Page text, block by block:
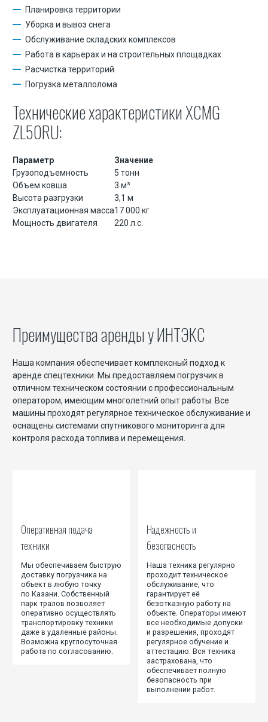
Поставка инертных материалов
Доставка песка
Доставка щебня
Земляные работы
Вывоз строительного мусора
Перевозка негабаритных грузов
Экскаватор разрушитель
Планировка территории
Уборка и вывоз снега
Обслуживание складских комплексов
Работа в карьерах и на строительных площадках
Расчистка территорий
Погрузка металлолома
Технические характеристики XCMG
ZL50RU:
Параметр
Значение
Грузоподъемность
5 тонн
Объем ковша
3 м³
Высота разгрузки
3,1 м
Эксплуатационная масса17 000 кг
Мощность двигателя
220 л.с.
Преимущества аренды у ИНТЭКС
Наша компания обеспечивает комплексный подход к
аренде спецтехники. Мы предоставляем погрузчик в
отличном техническом состоянии с профессиональным
оператором, имеющим многолетний опыт работы. Все
машины проходят регулярное техническое обслуживание и
оснащены системами спутникового мониторинга для
контроля расхода топлива и перемещения.
Оперативная подача
техники
Мы обеспечиваем быструю
доставку погрузчика на
объект в любую точку
по Казани. Собственный
парк тралов позволяет
оперативно осуществлять
транспортировку техники
даже в удаленные районы.
Возможна круглосуточная
работа по согласованию.
Надежность и
безопасность
Наша техника регулярно
проходит техническое
обслуживание, что
гарантирует её
безотказную работу на
объекте. Операторы имеют
все необходимые допуски
и разрешения, проходят
регулярное обучение и
аттестацию. Вся техника
застрахована, что
обеспечивает полную
безопасность при
выполнении работ.